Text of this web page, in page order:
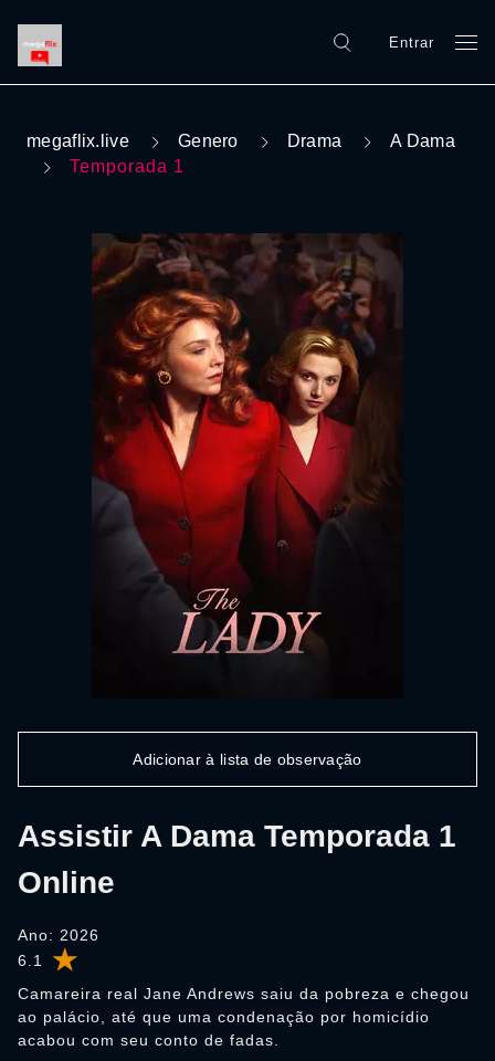
Entrar
megaflix.live Genero Drama
A Dama
Temporada 1
6.1
Assistir A Dama Temporada 1
Online
Ano: 2026
Camareira real Jane Andrews saiu da pobreza e chegou
ao palácio, até que uma condenação por homicídio
acabou com seu conto de fadas.
Adicionar à lista de observação